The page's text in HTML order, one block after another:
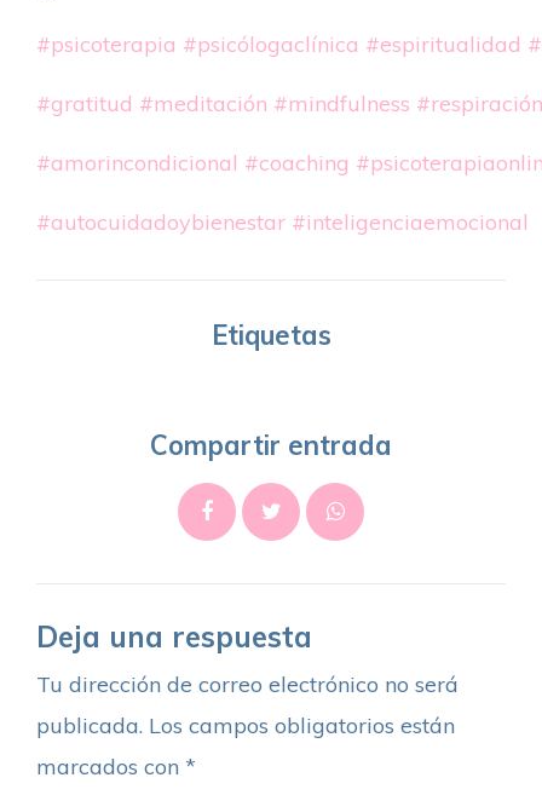
#psicoterapia #psicólogaclínica #espiritualidad
#gratitud #meditación #mindfulness #respiración
#amorincondicional #coaching
#autocuidadoybienestar #inteligenciaemocional
Etiquetas
Compartir entrada
Deja una respuesta
Tu dirección de correo electrónico no será
publicada. Los campos obligatorios están
marcados con *